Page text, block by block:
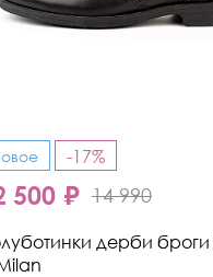
-17%
500 ₽ 14 990
дерби броги